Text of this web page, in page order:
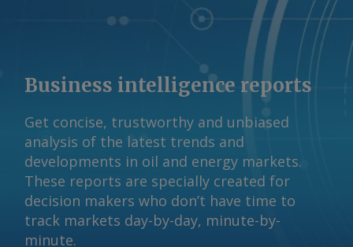
direitos reservados.
Mais da metade da área de soja de
Mato Grosso foi plantada durante o
mesmo período. Isso gera preocupação
entre participantes de mercado quanto
à alta concorrência pelo transporte nos
corredores de exportação e à
disponibilidade de veículos, resultando
em um gargalo logístico, já que a
colheita dessas áreas também precisa
ocorrer simultaneamente. As questões
climáticas continuam sendo uma
preocupação. O acúmulo de chuvas em
Mato Grosso durante novembro
Business intelligence reports
Get concise, trustworthy and unbiased
analysis of the latest trends and
developments in oil and energy markets.
These reports are specially created for
decision makers who don’t have time to
track markets day-by-day, minute-by-
minute.